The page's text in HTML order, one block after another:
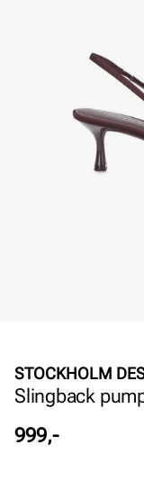
STOCKHOLM
Slingback
Pris
999,-